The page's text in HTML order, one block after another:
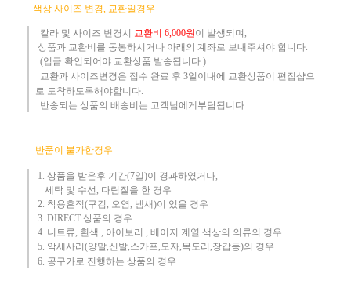
색상 사이즈 변경, 교환일경우
칼라 및 사이즈 변경시 교환비 6,000원 이 발생되며,
상품과 교환비를 동봉하시거나 아래의 계좌로 보내주셔야 합니다.
(입금 확인되어야 교환상품 발송됩니다.)​
교환과 사이즈변경은 접수 완료 후 3일이내에 교환상품이 편집샵으
로 도착하도록해야합니다.
​ 반송되는 상품의 배송비는 고객님에게부담됩니다.
반품이 불가한경우
1. 상품을 받은후 기간(7일)이 경과하였거나,
세탁 및 수선, 다림질을 한 경우
2. 착용흔적(구김, 오염, 냄새)이 있을 경우
3. DIRECT 상품의 경우
4. 니트류, 흰색 , 아이보리 , 베이지 계열 색상의 의류의 경우
​5. 악세사리(양말,신발,스카프,모자,목도리,장갑등)의 경우
6. 공구가로 진행하는 상품의 경우​